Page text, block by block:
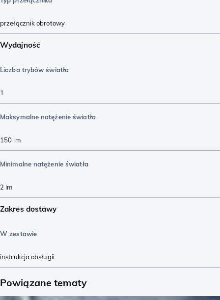
przełącznik obrotowy
Wydajność
Liczba trybów światła
1
Maksymalne natężenie światła
150 lm
Minimalne natężenie światła
2 lm
Zakres dostawy
W zestawie
instrukcja obsługii
Powiązane tematy